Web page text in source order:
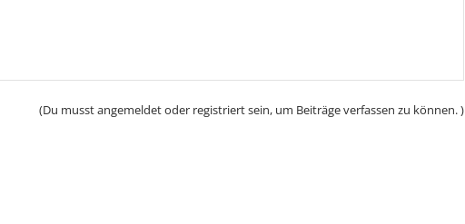
(Du musst angemeldet oder registriert sein, um Beiträge verfassen zu können. )